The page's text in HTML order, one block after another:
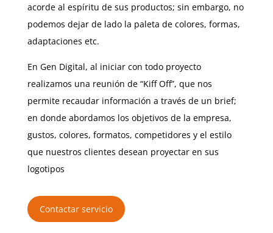
acorde al espíritu de sus productos; sin embargo, no
podemos dejar de lado la paleta de colores, formas,
adaptaciones etc.
En Gen Digital, al iniciar con todo proyecto
realizamos una reunión de “Kiff Off”, que nos
permite recaudar información a través de un brief;
en donde abordamos los objetivos de la empresa,
gustos, colores, formatos, competidores y el estilo
que nuestros clientes desean proyectar en sus
logotipos
Contactar servicio